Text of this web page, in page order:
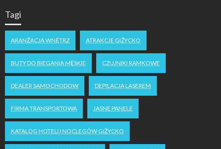
Tagi
ARANŻACJA WNĘTRZ ATRAKCJE GIŻYCKO
BUTY DO BIEGANIA MĘSKIE CZUJNIKI RAMKOWE
DEALER SAMOCHODOW DEPILACJA LASEREM
FIRMA TRANSPORTOWA JASNE PANELE
KATALOG HOTELI I NOCLEGÓW GIŻYCKO